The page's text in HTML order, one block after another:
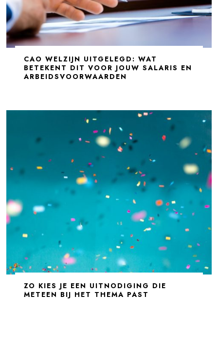
CAO WELZIJN UITGELEGD: WAT
BETEKENT DIT VOOR JOUW SALARIS EN
ARBEIDSVOORWAARDEN
ZO KIES JE EEN UITNODIGING DIE
METEEN BIJ HET THEMA PAST